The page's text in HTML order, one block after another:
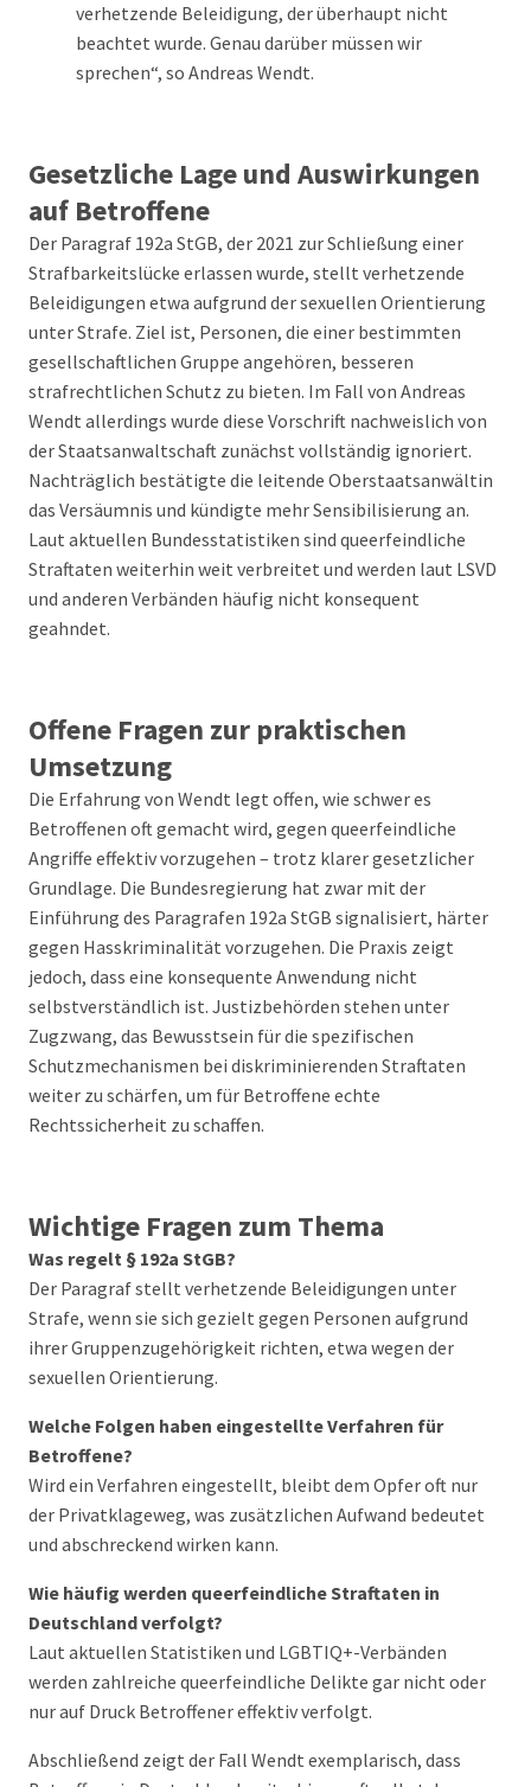
verhetzende Beleidigung, der überhaupt nicht
beachtet wurde. Genau darüber müssen wir
sprechen“, so Andreas Wendt.
Gesetzliche Lage und Auswirkungen
auf Betroffene
Der Paragraf 192a StGB, der 2021 zur Schließung einer
Strafbarkeitslücke erlassen wurde, stellt verhetzende
Beleidigungen etwa aufgrund der sexuellen Orientierung
unter Strafe. Ziel ist, Personen, die einer bestimmten
gesellschaftlichen Gruppe angehören, besseren
strafrechtlichen Schutz zu bieten. Im Fall von Andreas
Wendt allerdings wurde diese Vorschrift nachweislich von
der Staatsanwaltschaft zunächst vollständig ignoriert.
Nachträglich bestätigte die leitende Oberstaatsanwältin
das Versäumnis und kündigte mehr Sensibilisierung an.
Laut aktuellen Bundesstatistiken sind queerfeindliche
Straftaten weiterhin weit verbreitet und werden laut LSVD
und anderen Verbänden häufig nicht konsequent
geahndet.
Offene Fragen zur praktischen
Umsetzung
Die Erfahrung von Wendt legt offen, wie schwer es
Betroffenen oft gemacht wird, gegen queerfeindliche
Angriffe effektiv vorzugehen – trotz klarer gesetzlicher
Grundlage. Die Bundesregierung hat zwar mit der
Einführung des Paragrafen 192a StGB signalisiert, härter
gegen Hasskriminalität vorzugehen. Die Praxis zeigt
jedoch, dass eine konsequente Anwendung nicht
selbstverständlich ist. Justizbehörden stehen unter
Zugzwang, das Bewusstsein für die spezifischen
Schutzmechanismen bei diskriminierenden Straftaten
weiter zu schärfen, um für Betroffene echte
Rechtssicherheit zu schaffen.
Wichtige Fragen zum Thema
Was regelt § 192a StGB?
Der Paragraf stellt verhetzende Beleidigungen unter
Strafe, wenn sie sich gezielt gegen Personen aufgrund
ihrer Gruppenzugehörigkeit richten, etwa wegen der
sexuellen Orientierung.
Welche Folgen haben eingestellte Verfahren für
Betroffene?
Wird ein Verfahren eingestellt, bleibt dem Opfer oft nur
der Privatklageweg, was zusätzlichen Aufwand bedeutet
und abschreckend wirken kann.
Wie häufig werden queerfeindliche Straftaten in
Deutschland verfolgt?
Laut aktuellen Statistiken und LGBTIQ+-Verbänden
werden zahlreiche queerfeindliche Delikte gar nicht oder
nur auf Druck Betroffener effektiv verfolgt.
Abschließend zeigt der Fall Wendt exemplarisch, dass